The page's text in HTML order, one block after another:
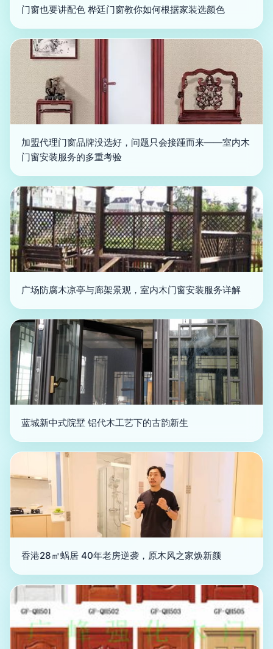
门窗也要讲配色 桦廷门窗教你如何根据家装选颜色
加盟代理门窗品牌没选好，问题只会接踵而来——室内木
门窗安装服务的多重考验
广场防腐木凉亭与廊架景观，室内木门窗安装服务详解
蓝城新中式院墅 铝代木工艺下的古韵新生
香港28㎡蜗居 40年老房逆袭，原木风之家焕新颜